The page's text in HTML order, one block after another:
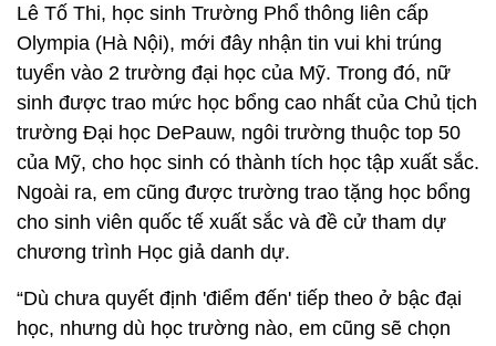
Lê Tố Thi, học sinh Trường Phổ thông liên cấp
Olympia (Hà Nội), mới đây nhận tin vui khi trúng
tuyển vào 2 trường đại học của Mỹ. Trong đó, nữ
sinh được trao mức học bổng cao nhất của Chủ tịch
trường Đại học DePauw, ngôi trường thuộc top 50
của Mỹ, cho học sinh có thành tích học tập xuất sắc.
Ngoài ra, em cũng được trường trao tặng học bổng
cho sinh viên quốc tế xuất sắc và đề cử tham dự
chương trình Học giả danh dự.
“Dù chưa quyết định 'điểm đến' tiếp theo ở bậc đại
học, nhưng dù học trường nào, em cũng sẽ chọn